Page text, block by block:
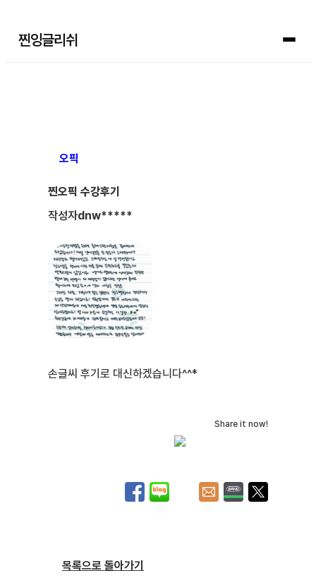
찐잉글리쉬
오픽
찐오픽 수강후기
작성자dnw*****
손글씨 후기로 대신하겠습니다^^*
Share it now!
목록으로 돌아가기